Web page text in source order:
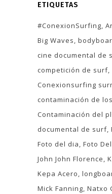
ETIQUETAS
#ConexionSurfing
Big Waves
cine documental de
competición de surf
Conexionsurfing
contaminación de
Contaminación del
documental de surf
Foto del dia Foto
John John Florence
Kepa Acero
Mick Fanning Natxo